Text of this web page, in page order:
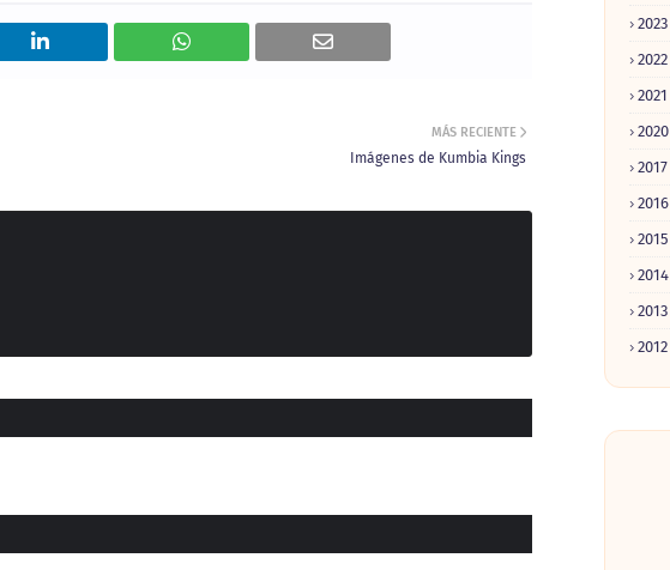
MÁS RECIENTE
Imágenes de Kumbia Kings
2023
2022
2021
2020
2017
2016
2015
2014
2013
2012